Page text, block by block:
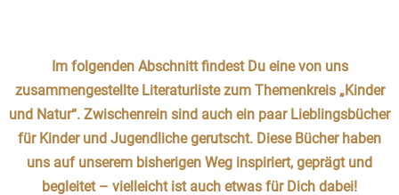
Im folgenden Abschnitt findest Du eine von uns
zusammengestellte Literaturliste zum Themenkreis „Kinder
und Natur“. Zwischenrein sind auch ein paar Lieblingsbücher
für Kinder und Jugendliche gerutscht. Diese Bücher haben
uns auf unserem bisherigen Weg inspiriert, geprägt und
begleitet – vielleicht ist auch etwas für Dich dabei!